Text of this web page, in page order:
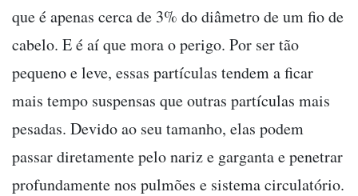
que é apenas cerca de 3% do diâmetro de um fio de
cabelo. E é aí que mora o perigo. Por ser tão
pequeno e leve, essas partículas tendem a ficar
mais tempo suspensas que outras partículas mais
pesadas. Devido ao seu tamanho, elas podem
passar diretamente pelo nariz e garganta e penetrar
profundamente nos pulmões e sistema circulatório.